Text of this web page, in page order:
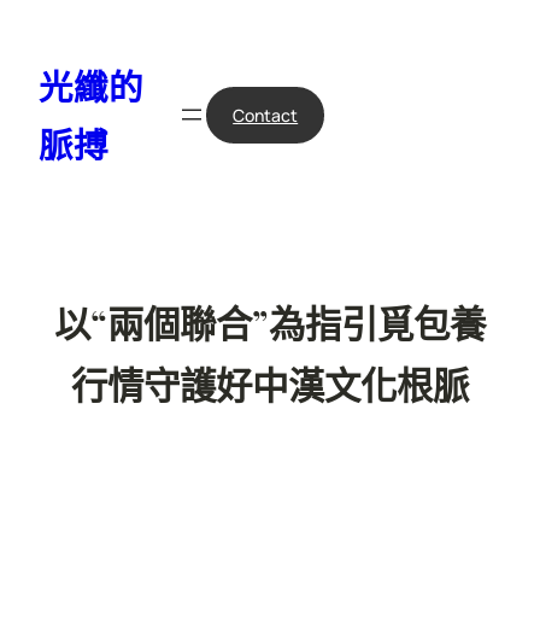
光纖的
脈搏
Contact
以“兩個聯合”為指引覓包養
行情守護好中漢文化根脈